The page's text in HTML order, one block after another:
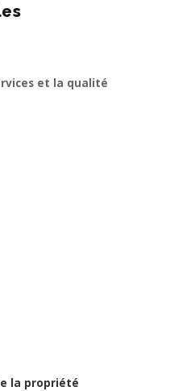
et la qualité
la propriété